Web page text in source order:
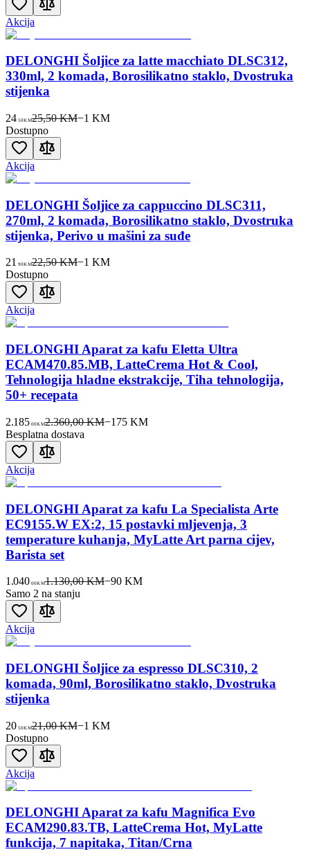
Akcija
DELONGHI Šoljice za latte macchiato DLSC312,
330ml, 2 komada, Borosilikatno staklo, Dvostruka
stijenka
24 50KM25,50 KM−1 KM
Dostupno
Akcija
DELONGHI Šoljice za cappuccino DLSC311,
270ml, 2 komada, Borosilikatno staklo, Dvostruka
stijenka, Perivo u mašini za suđe
21 90KM22,50 KM−1 KM
Dostupno
Akcija
DELONGHI Aparat za kafu Eletta Ultra
ECAM470.85.MB, LatteCrema Hot & Cool,
Tehnologija hladne ekstrakcije, Tiha tehnologija,
50+ recepata
2.185 00KM2.360,00 KM−175KM
Besplatna dostava
Akcija
DELONGHI Aparat za kafu La Specialista Arte
EC9155.W EX:2, 15 postavki mljevenja, 3
temperature kuhanja, MyLatte Art parna cijev,
Barista set
1.040 00KM1.130,00 KM−90KM
Samo 2 na stanju
Akcija
DELONGHI Šoljice za espresso DLSC310, 2
komada, 90ml, Borosilikatno staklo, Dvostruka
stijenka
20 50KM21,00 KM−1 KM
Dostupno
Akcija
DELONGHI Aparat za kafu Magnifica Evo
ECAM290.83.TB, LatteCrema Hot, MyLatte
funkcija, 7 napitaka, Titan/Crna